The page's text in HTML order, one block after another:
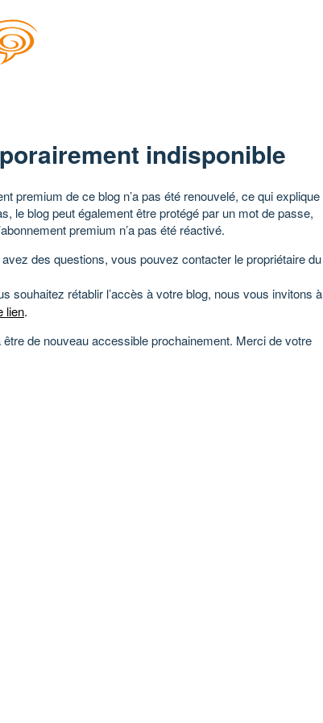
indisponible
premium de ce blog n’a pas été renouvelé, ce qui explique
le blog peut également être protégé par un mot de passe,
premium n’a pas été réactivé.
des questions, vous pouvez contacter le propriétaire du
souhaitez rétablir l’accès à votre blog, nous vous invitons à
lien.
de nouveau accessible prochainement. Merci de votre